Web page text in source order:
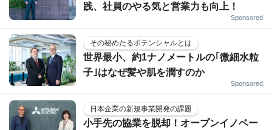
践、社員のやる気と営業力も向上！
Sponsored
その秘めたるポテンシャルとは
世界最小、約1ナノメートルの｢微細水粒
子｣はなぜ髪や肌を潤すのか
Sponsored
日本企業の新規事業開発の課題
小手先の協業を脱却！オープンイノベー